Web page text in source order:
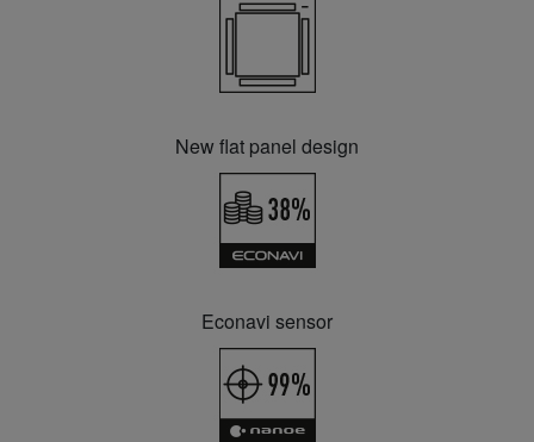
New flat panel design
Econavi sensor